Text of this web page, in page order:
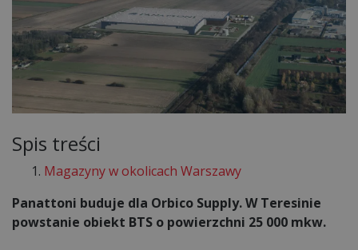
Spis treści
Magazyny w okolicach Warszawy
Panattoni buduje dla Orbico Supply. W Teresinie
powstanie obiekt BTS o powierzchni 25 000 mkw.